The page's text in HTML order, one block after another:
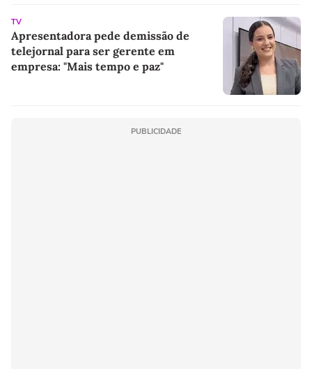
TV
Apresentadora pede demissão de
telejornal para ser gerente em
empresa: "Mais tempo e paz"
PUBLICIDADE